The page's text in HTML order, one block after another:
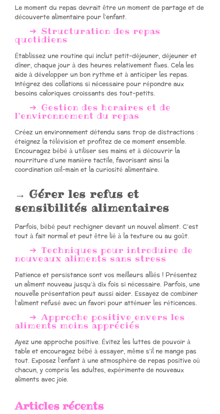
Le moment du repas devrait être un moment de partage et de
découverte alimentaire pour l’enfant.
Structuration des repas
quotidiens
Établissez une routine qui inclut petit-déjeuner, déjeuner et
dîner, chaque jour à des heures relativement fixes. Cela les
aide à développer un bon rythme et à anticiper les repas.
Intégrez des collations si nécessaire pour répondre aux
besoins caloriques croissants des tout-petits.
Gestion des horaires et de
l’environnement du repas
Créez un environnement détendu sans trop de distractions :
éteignez la télévision et profitez de ce moment ensemble.
Encouragez bébé à utiliser ses mains et à découvrir la
nourriture d’une manière tactile, favorisant ainsi la
coordination œil-main et la curiosité alimentaire.
Gérer les refus et
sensibilités alimentaires
Parfois, bébé peut rechigner devant un nouvel aliment. C’est
tout à fait normal et peut être lié à la texture ou au goût.
Techniques pour introduire de
nouveaux aliments sans stress
Patience et persistance sont vos meilleurs alliés ! Présentez
un aliment nouveau jusqu’à dix fois si nécessaire. Parfois, une
nouvelle présentation peut aussi aider. Essayez de combiner
l’aliment refusé avec un favori pour atténuer les réticences.
Approche positive envers les
aliments moins appréciés
Ayez une approche positive. Évitez les luttes de pouvoir à
table et encouragez bébé à essayer, même s’il ne mange pas
tout. Exposez l’enfant à une atmosphère de repas positive où
chacun, y compris les adultes, expérimente de nouveaux
aliments avec joie.
Articles récents